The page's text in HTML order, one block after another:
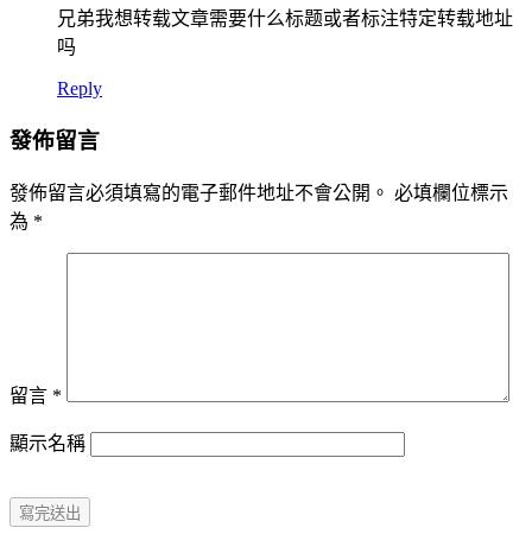
兄弟我想转载文章需要什么标题或者标注特定转载地址
吗
Reply
發佈留言
發佈留言必須填寫的電子郵件地址不會公開。 必填欄位標示
為 *
留言 *
顯示名稱